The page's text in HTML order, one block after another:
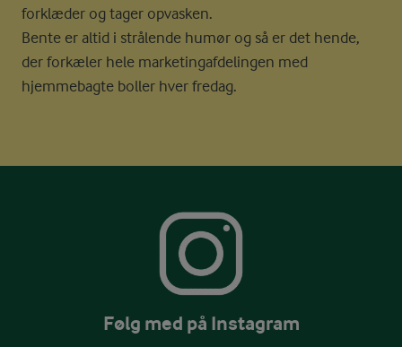
forklæder og tager opvasken.
Bente er altid i strålende humør og så er det hende,
der forkæler hele marketingafdelingen med
hjemmebagte boller hver fredag.
Følg med på Instagram